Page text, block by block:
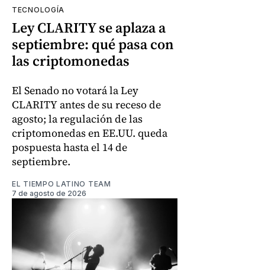
TECNOLOGÍA
Ley CLARITY se aplaza a
septiembre: qué pasa con
las criptomonedas
El Senado no votará la Ley
CLARITY antes de su receso de
agosto; la regulación de las
criptomonedas en EE.UU. queda
pospuesta hasta el 14 de
septiembre.
EL TIEMPO LATINO TEAM
7 de agosto de 2026